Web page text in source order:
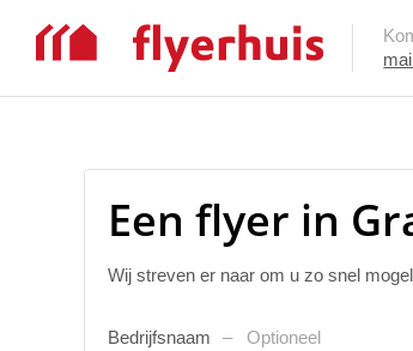
Een flyer in
Wij streven er naar om u zo snel
Bedrijfsnaam Optioneel